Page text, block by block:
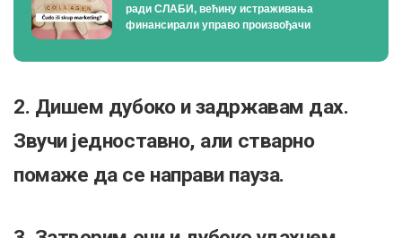
ради СЛАБИ, већину истраживања
финансирали управо произвођачи
2. Дишем дубоко и задржавам дах.
Звучи једноставно, али стварно
помаже да се направи пауза.